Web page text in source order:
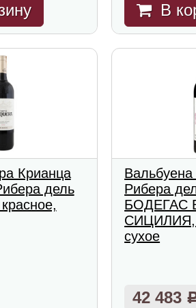
В
Крианца
дель
Рибера
БОДЕГАС
СИЦИЛИЯ,
сухое
42 483